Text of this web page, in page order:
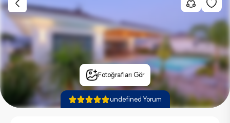
Fotoğrafları Gör
undefined Yorum